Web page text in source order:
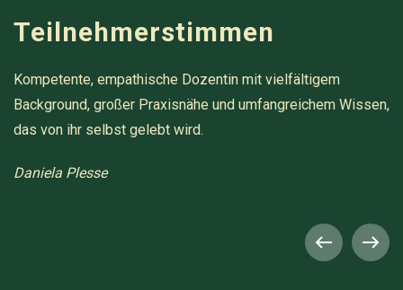
Teilnehmerstimmen
Kompetente, empathische Dozentin mit vielfältigem
Background, großer Praxisnähe und umfangreichem Wissen,
das von ihr selbst gelebt wird.
Daniela Plesse